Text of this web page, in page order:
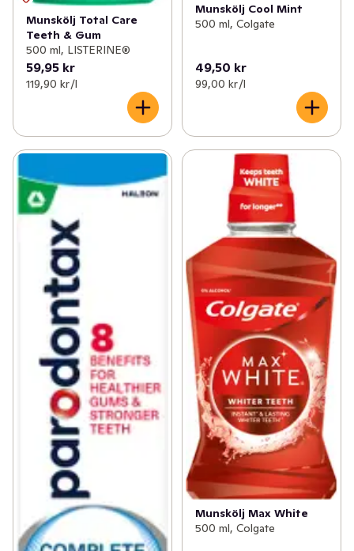
Munskölj Total Care
Teeth & Gum
500 ml, LISTERINE®
59,95 kr
119,90 kr /l
Munskölj Cool Mint
500 ml, Colgate
49,50 kr
99,00 kr /l
Munskölj Max White
500 ml, Colgate